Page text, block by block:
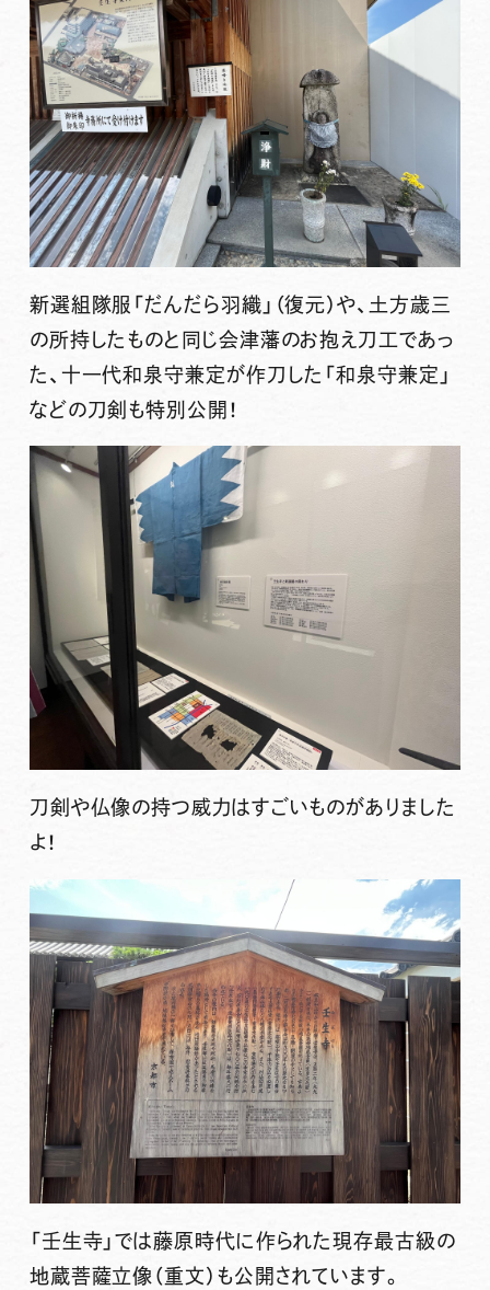
新選組隊服「だんだら羽織 」（復元）や、土方歳三
の所持したものと同じ会津藩のお抱え刀工であっ
た、十一代和泉守兼定が作刀した「和泉守兼定」
などの刀剣も特別公開！
刀剣や仏像の持つ威力はすごいものがありました
よ！
「壬生寺」では藤原時代に作られた現存最古級の
地蔵菩薩立像（重文）も公開されています。